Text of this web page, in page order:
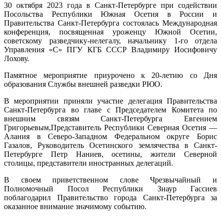
30 октября 2023 года в Санкт-Петербурге при содействии
Посольства Республики Южная Осетия в России и
Правительства Санкт-Петербурга состоялась Международная
конференция, посвященная уроженцу Южной Осетии,
советскому разведчику-нелегалу, начальнику 1-го отдела
Управления «С» ПГУ КГБ СССР Владимиру Иосифовичу
Лохову.
Памятное мероприятие приурочено к 20-летию со Дня
образования Службы внешней разведки РЮО.
В мероприятии приняли участие делегацияПравительства
Санкт-Петербурга во главе с Председателем Комитета по
внешним связям Санкт-Петербурга Евгением
Григорьевым,Представитель Республики Северная Осетия —
Алания в Северо-Западном Федеральном округе Борис
Газалов, Руководитель Осетинского землячества в Санкт-
Петербурге Петр Наниев, осетины, жители Северной
столицы, представители иностранных делегаций.
В своем приветственном слове Чрезвычайный и
Полномочный Посол Республики Знаур Гассиев
поблагодарил Правительство города Санкт-Петербурга за
оказанное внимание значимому событию.